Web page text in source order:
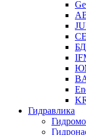
БД
Гидравлика